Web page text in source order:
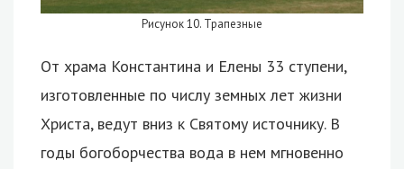
Рисунок 10. Трапезные
От храма Константина и Елены 33 ступени,
изготовленные по числу земных лет жизни
Христа, ведут вниз к Святому источнику. В
годы богоборчества вода в нем мгновенно